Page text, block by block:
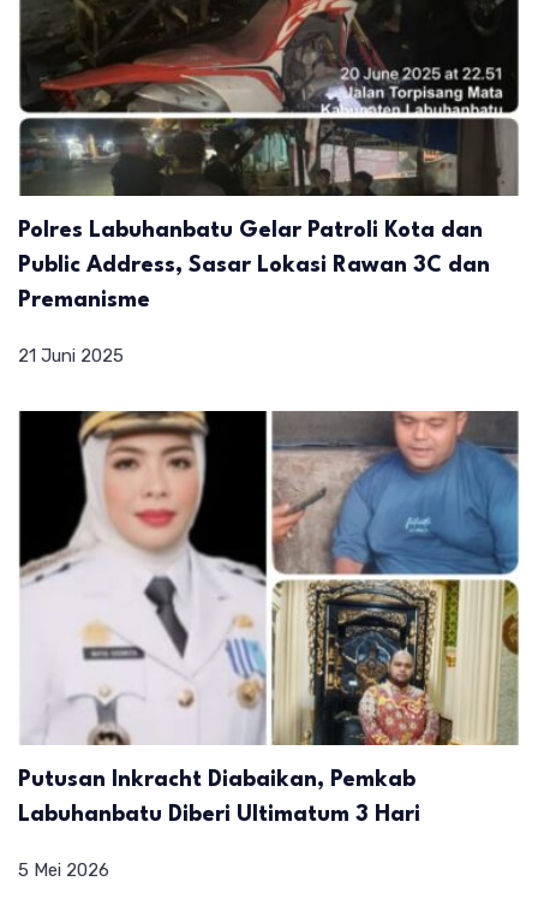
Polres Labuhanbatu Gelar Patroli Kota dan
Public Address, Sasar Lokasi Rawan 3C dan
Premanisme
21 Juni 2025
Putusan Inkracht Diabaikan, Pemkab
Labuhanbatu Diberi Ultimatum 3 Hari
5 Mei 2026